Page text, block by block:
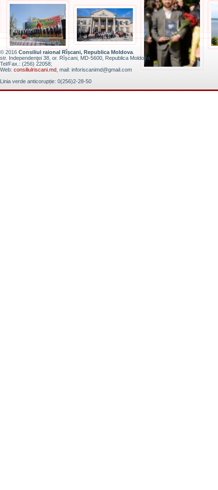
© 2016 Consiliul raional Rîșcani, Republica Moldova
str. Independenţei 38, or. Rîșcani, MD-5600, Republica Moldova
Tel/Fax.: (256) 22058;
Web: consiliulriscani.md , mail: inforiscanimd@gmail.com
Linia verde anticorupție: 0(256)2-28-50